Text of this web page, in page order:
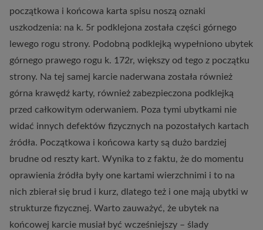
początkowa i końcowa karta spisu noszą oznaki
uszkodzenia: na k. 5r podklejona została części górnego
lewego rogu strony. Podobną podklejką wypełniono ubytek
górnego prawego rogu k. 172r, większy od tego z początku
strony. Na tej samej karcie naderwana została również
górna krawędź karty, również zabezpieczona podklejką
przed całkowitym oderwaniem. Poza tymi ubytkami nie
widać innych defektów fizycznych na pozostałych kartach
źródła. Początkowa i końcowa karty są dużo bardziej
brudne od reszty kart. Wynika to z faktu, że do momentu
oprawienia źródła były one kartami wierzchnimi i to na
nich zbierał się brud i kurz, dlatego też i one mają ubytki w
strukturze fizycznej. Warto zauważyć, że ubytek na
końcowej karcie musiał być wcześniejszy – ślady